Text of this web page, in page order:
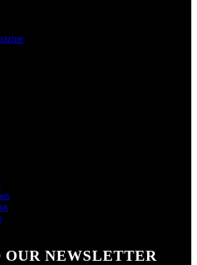
OUR NEWSLETTER